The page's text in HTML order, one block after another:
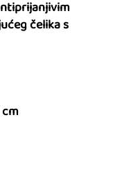
čelika s
cm